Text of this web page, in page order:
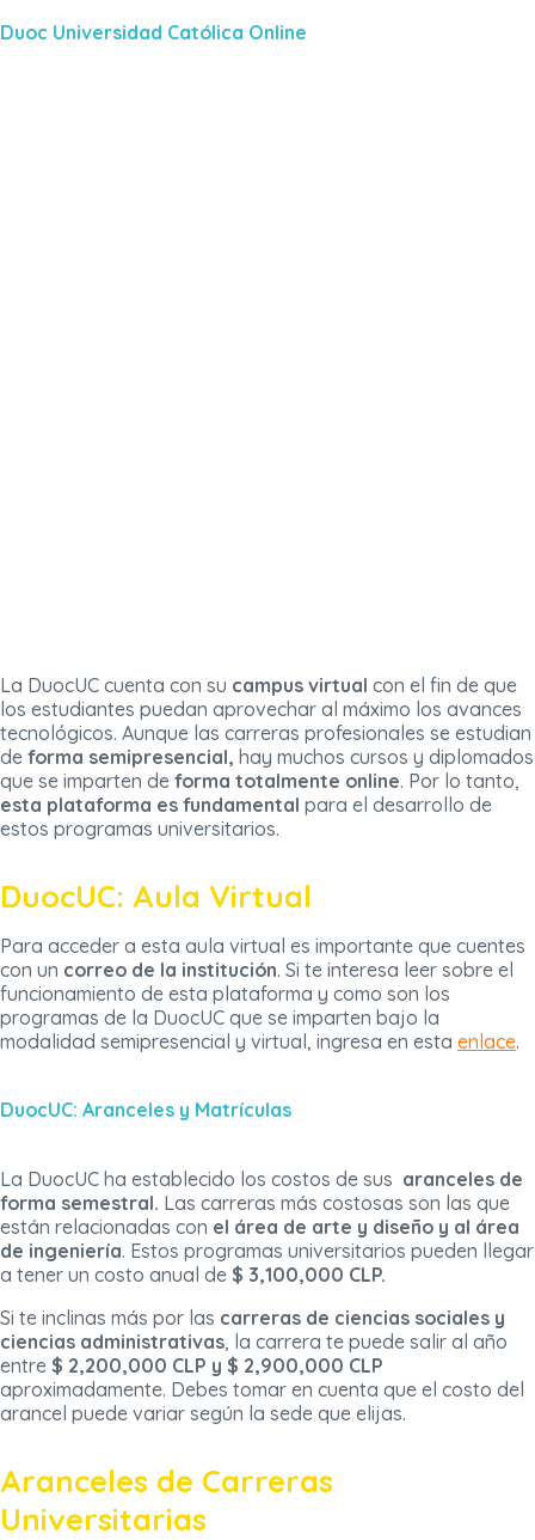
Duoc Universidad Católica Online
La DuocUC cuenta con su campus virtual con el fin de que
los estudiantes puedan aprovechar al máximo los avances
tecnológicos. Aunque las carreras profesionales se estudian
de forma semipresencial, hay muchos cursos y diplomados
que se imparten de forma totalmente online. Por lo tanto,
esta plataforma es fundamental para el desarrollo de
estos programas universitarios.
DuocUC: Aula Virtual
Para acceder a esta aula virtual es importante que cuentes
con un correo de la institución. Si te interesa leer sobre el
funcionamiento de esta plataforma y como son los
programas de la DuocUC que se imparten bajo la
modalidad semipresencial y virtual, ingresa en esta enlace.
DuocUC: Aranceles y Matrículas
La DuocUC ha establecido los costos de sus aranceles de
forma semestral. Las carreras más costosas son las que
están relacionadas con el área de arte y diseño y al área
de ingeniería. Estos programas universitarios pueden llegar
a tener un costo anual de $ 3,100,000 CLP.
Si te inclinas más por las carreras de ciencias sociales y
ciencias administrativas, la carrera te puede salir al año
entre $ 2,200,000 CLP y $ 2,900,000 CLP
aproximadamente. Debes tomar en cuenta que el costo del
arancel puede variar según la sede que elijas.
Aranceles de Carreras
Universitarias